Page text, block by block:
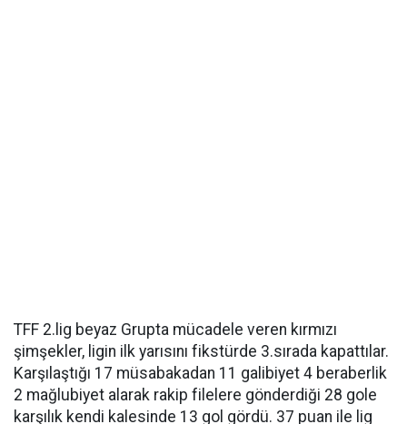
TFF 2.lig beyaz Grupta mücadele veren kırmızı
şimşekler, ligin ilk yarısını fikstürde 3.sırada kapattılar.
Karşılaştığı 17 müsabakadan 11 galibiyet 4 beraberlik
2 mağlubiyet alarak rakip filelere gönderdiği 28 gole
karşılık kendi kalesinde 13 gol gördü. 37 puan ile lig